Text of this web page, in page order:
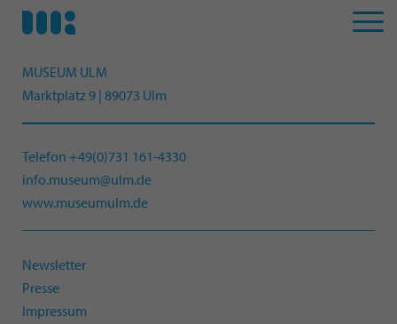
MUSEUM ULM
Marktplatz 9 | 89073 Ulm
Telefon +49(0)731 161-4330
info.museum@ulm.de
www.museumulm.de
Newsletter
Presse
Impressum